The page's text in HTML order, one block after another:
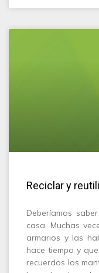
Reciclar y
Deberíamos
casa. Muchas
armarios y las
hace tiempo y
recuerdos los